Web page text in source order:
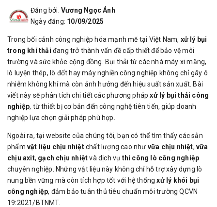
Đăng bởi: Vương Ngọc Ánh
Ngày đăng: 10/09/2025
Trong bối cảnh công nghiệp hóa mạnh mẽ tại Việt Nam, xử lý bụi
trong khí thải đang trở thành vấn đề cấp thiết để bảo vệ môi
trường và sức khỏe cộng đồng. Bụi thải từ các nhà máy xi măng,
lò luyện thép, lò đốt hay máy nghiền công nghiệp không chỉ gây ô
nhiễm không khí mà còn ảnh hưởng đến hiệu suất sản xuất. Bài
viết này sẽ phân tích chi tiết các phương phápxử lý bụi thải công
nghiệp, từ thiết bị cơ bản đến công nghệ tiên tiến, giúp doanh
nghiệp lựa chọn giải pháp phù hợp.
Ngoài ra, tại website của chúng tôi, bạn có thể tìm thấy các sản
phẩm vật liệu chịu nhiệtchất lượng cao như vữa chịu nhiệt,vữa
chịu axit, gạch chịu nhiệtvà dịch vụ thi công lò công nghiệp
chuyên nghiệp. Những vật liệu này không chỉ hỗ trợ xây dựng lò
nung bền vững mà còn tích hợp tốt với hệ thốngxử lý khói bụi
công nghiệp, đảm bảo tuân thủ tiêu chuẩn môi trường QCVN
19:2021/BTNMT.